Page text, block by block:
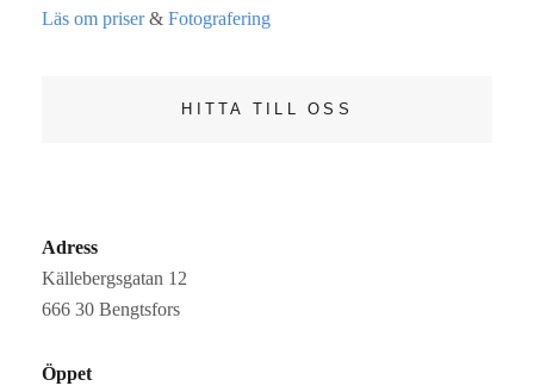
Läs om priser& Fotografering
HITTA TILL OSS
Adress
Källebergsgatan 12
666 30 Bengtsfors
Öppet